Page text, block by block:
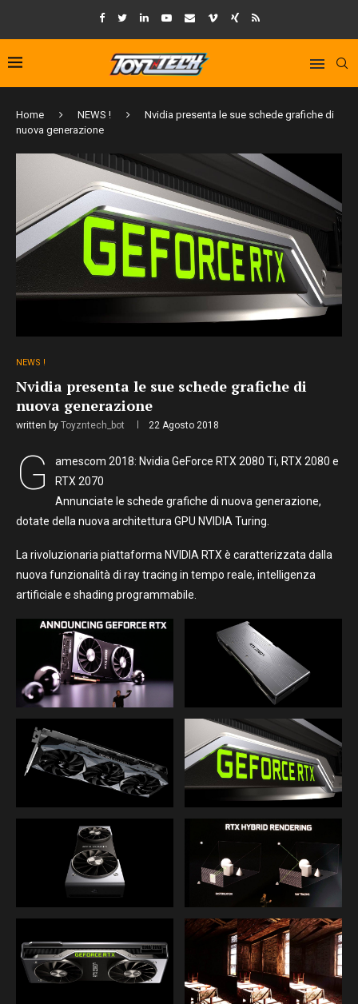
Home NEWS !
Nvidia presenta le sue schede grafiche di
nuova generazione
NEWS !
Nvidia presenta le sue schede grafiche di
nuova generazione
written by Toyzntech_bot 22 Agosto 2018
G
amescom 2018: Nvidia GeForce RTX 2080 Ti, RTX 2080 e
RTX 2070
Annunciate le schede grafiche di nuova generazione,
dotate della nuova architettura GPU NVIDIA Turing.
La rivoluzionaria piattaforma NVIDIA RTX è caratterizzata dalla
nuova funzionalità di ray tracing in tempo reale, intelligenza
artificiale e shading programmabile.